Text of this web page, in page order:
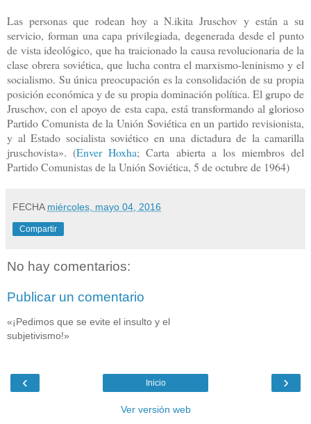
Las personas que rodean hoy a N.ikita Jruschov y están a su
servicio, forman una capa privilegiada, degenerada desde el punto
de vista ideológico, que ha traicionado la causa revolucionaria de la
clase obrera soviética, que lucha contra el marxismo-leninismo y el
socialismo. Su única preocupación es la consolidación de su propia
posición económica y de su propia dominación política. El grupo de
Jruschov, con el apoyo de esta capa, está transformando al glorioso
Partido Comunista de la Unión Soviética en un partido revisionista,
y al Estado socialista soviético en una dictadura de la camarilla
jruschovista». (Enver Hoxha; Carta abierta a los miembros del
Partido Comunistas de la Unión Soviética, 5 de octubre de 1964)
FECHA miércoles, mayo 04, 2016
Compartir
No hay comentarios:
Publicar un comentario
«¡Pedimos que se evite el insulto y el
subjetivismo!»
‹ ›
Inicio
Ver versión web